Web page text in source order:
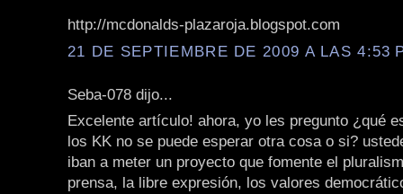
http://mcdonalds-plazaroja.blogspot.com
21 DE SEPTIEMBRE DE 2009 A LAS 4:53
Seba-078 dijo...
Excelente artículo! ahora, yo les pregunto ¿qué
los KK no se puede esperar otra cosa o si?
iban a meter un proyecto que fomente el
prensa, la libre expresión, los valores